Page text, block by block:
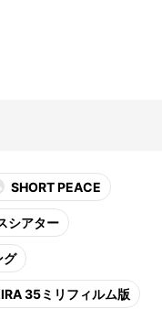
SHORT PEACE
シアター
グ
35ミリフィルム版